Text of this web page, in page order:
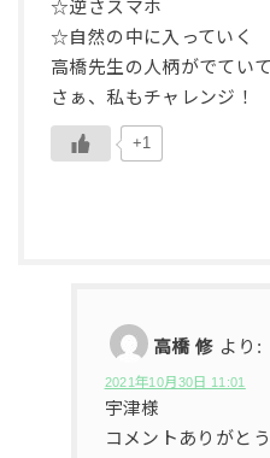
☆逆さスマホ
☆自然の中に入っていく
高橋先生の人柄がでてい
さぁ、私もチャレンジ！
+1
高橋 修 より:
2021年10月30日 11:01
宇津様
コメントありがと